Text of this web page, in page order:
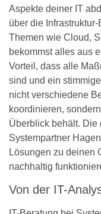
Aspekte deiner IT
über die
Themen wie Cloud,
bekommst alles aus
Vorteil, dass alle
sind und ein
nicht verschiedene
koordinieren,
Überblick behält. Die
Systempartner
Lösungen zu deinen
nachhaltig
Von der IT-